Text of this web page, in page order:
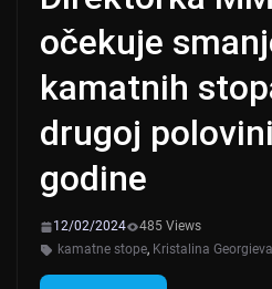
očekuje
kamatnih
drugoj
godine
12/02/2024
485 Views
kamatne stope, Kristalina Georgieva